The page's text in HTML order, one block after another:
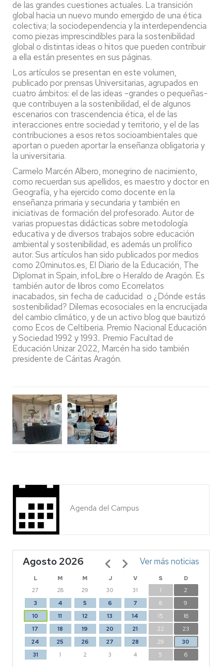
de las grandes cuestiones actuales. La transición
global hacia un nuevo mundo emergido de una ética
colectiva; la sociodependencia y la interdependencia
como piezas imprescindibles para la sostenibilidad
global o distintas ideas o hitos que pueden contribuir
a ella están presentes en sus páginas.
Los artículos se presentan en este volumen,
publicado por prensas Universitarias, agrupados en
cuatro ámbitos: el de las ideas –grandes o pequeñas-
que contribuyen a la sostenibilidad, el de algunos
escenarios con trascendencia ética, el de las
interacciones entre sociedad y territorio, y el de las
contribuciones a esos retos socioambientales que
aportan o pueden aportar la enseñanza obligatoria y
la universitaria.
Carmelo Marcén Albero, monegrino de nacimiento,
como recuerdan sus apellidos, es maestro y doctor en
Geografía, y ha ejercido como docente en la
enseñanza primaria y secundaria y también en
iniciativas de formación del profesorado. Autor de
varias propuestas didácticas sobre metodología
educativa y de diversos trabajos sobre educación
ambiental y sostenibilidad, es además un prolífico
autor. Sus artículos han sido publicados por medios
como 20minutos.es, El Diario de la Educación, The
Diplomat in Spain, infoLibre o Heraldo de Aragón. Es
también autor de libros como Ecorrelatos
inacabados, sin fecha de caducidad o ¿Dónde estás
sostenibilidad? Dilemas ecosociales en la encrucijada
del cambio climático, y de un activo blog que bautizó
como Ecos de Celtiberia. Premio Nacional Educación
y Sociedad 1992 y 1993.. Premio Facultad de
Educación Unizar 2022, Marcén ha sido también
presidente de Cáritas Aragón.
Agenda del Campus
Agosto 2026
L M M J V S
D
27
28 29 30 31 1
2
3
4 5 6 7 8
9
10
11 12 13 14 15
16
17
18 19 20 21 22
23
24
25 26 27 28 29
30
31
1 2 3 4 5 6
Paginación Ver más noticias